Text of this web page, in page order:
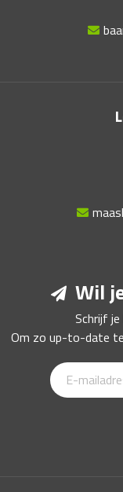
Wil
Schrijf
Om zo up-to-date te